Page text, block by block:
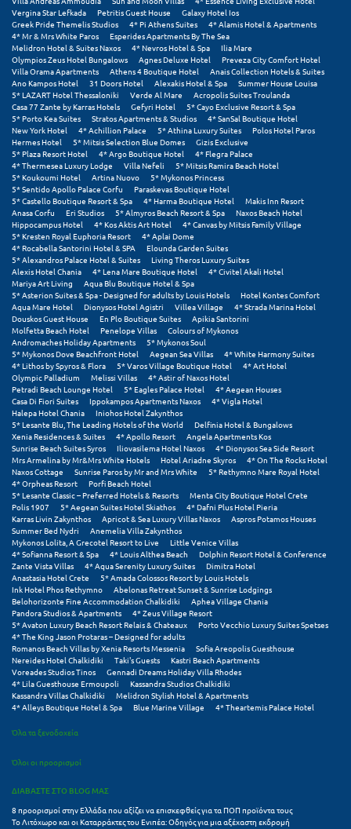
Νέα Μάκρη
Νέα Στύρα Εύβοιας
Νέοι Πόροι Πιερίας
Ξ
Ξυλόκαστρο
Ο
Ορεινή Αρκαδία
Ορεινή Ναυπακτία
Π
Πάλαιρος
Παξοί
Παραλία Κατερίνης
Παραλία Λιτοχώρου
Παράλιο Άστρος
Πάργα
Παρνασσός
Πάρος
Πάτμος
Πάτρα
Παύλιανη
Πειραιάς
Πελοπόννησος
Πήλιο
Πλύτρα Λακωνίας
Vergina Star Lefkada
Petritis Guest House
Galaxy Hotel Ios
Greek Pride Themelis Studios
4* Pi Athens Suites
4* Alamis Hotel & Apartments
4* Mr & Mrs White Paros
Esperides Apartments By The Sea
Melidron Hotel & Suites Naxos
4* Nevros Hotel & Spa
Ilia Mare
Olympios Zeus Hotel Bungalows
Agnes Deluxe Hotel
Preveza City Comfort Hotel
Villa Orama Apartments
Athens 4 Boutique Hotel
Anais Collection Hotels & Suites
Ano Kampos Hotel
31 Doors Hotel Alexakis Hotel & Spa
Summer House Louisa
5* LAZART Hotel Thessaloniki
Verde Al Mare
Acropolis Suites Troulanda
Casa 77 Zante by Karras Hotels
Gefyri Hotel
5* Cayo Exclusive Resort & Spa
5* Porto Kea Suites
Stratos Apartments & Studios
4* SanSal Boutique Hotel
New York Hotel
4* Achillion Palace 5* Athina Luxury Suites
Polos Hotel Paros
Hermes Hotel
5* Mitsis Selection Blue Domes
Gizis Exclusive
5* Plaza Resort Hotel
4* Argo Boutique Hotel
4* Flegra Palace
4* Thermesea Luxury Lodge
Villa Nefeli
5* Mitsis Ramira Beach Hotel
5* Koukoumi Hotel
Artina Nuovo
5* Mykonos Princess
5* Sentido Apollo Palace Corfu
Paraskevas Boutique Hotel
5* Castello Boutique Resort & Spa
4* Harma Boutique Hotel
Makis Inn Resort
Anasa Corfu
Eri Studios 5* Almyros Beach Resort & Spa
Naxos Beach Hotel
Hippocampus Hotel
4* Kos Aktis Art Hotel
4* Canvas by Mitsis Family Village
5* Kresten Royal Euphoria Resort
4* Aplai Dome
4* Rocabella Santorini Hotel & SPA
Elounda Garden Suites
5* Alexandros Palace Hotel & Suites
Living Theros Luxury Suites
Alexis Hotel Chania
4* Lena Mare Boutique Hotel
4* Civitel Akali Hotel
Mariya Art Living
Aqua Blu Boutique Hotel & Spa
5* Asterion Suites & Spa - Designed for adults by Louis Hotels
Hotel Kontes Comfort
Aqua Mare Hotel
Dionysos Hotel Agistri Villea Village
4* Strada Marina Hotel
Douskos Guest House
En Plo Boutique Suites
Apikia Santorini
Molfetta Beach Hotel
Penelope Villas
Colours of Mykonos
Andromaches Holiday Apartments
5* Mykonos Soul
5* Mykonos Dove Beachfront Hotel
Aegean Sea Villas
4* White Harmony Suites
4* Lithos by Spyros & Flora
5* Varos Village Boutique Hotel
4* Art Hotel
Olympic Palladium
Melissi Villas
4* Astir of Naxos Hotel
Petradi Beach Lounge Hotel
5* Eagles Palace Hotel
4* Aegean Houses
Casa Di Fiori Suites
Ippokampos Apartments Naxos
4* Vigla Hotel
Halepa Hotel Chania
Iniohos Hotel Zakynthos
5* Lesante Blu, The Leading Hotels of the World
Delfinia Hotel & Bungalows
Xenia Residences & Suites
4* Apollo Resort
Angela Apartments Kos
Sunrise Beach Suites Syros
Iliovasilema Hotel Naxos
4* Dionysos Sea Side Resort
Mrs Armelina by Mr&Mrs White Hotels
Hotel Ariadne Skyros
4* On The Rocks Hotel
Naxos Cottage
Sunrise Paros by Mr and Mrs White
5* Rethymno Mare Royal Hotel
4* Orpheas Resort
Porfi Beach Hotel
5* Lesante Classic – Preferred Hotels & Resorts
Menta City Boutique Hotel Crete
Polis 1907
5* Aegean Suites Hotel Skiathos
4* Dafni Plus Hotel Pieria
Karras Livin Zakynthos
Apricot & Sea Luxury Villas Naxos
Aspros Potamos Houses
Summer Bed Nydri
Anemelia Villa Zakynthos
Mykonos Lolita, A Grecotel Resort to Live
Little Venice Villas
4* Sofianna Resort & Spa
4* Louis Althea Beach
Dolphin Resort Hotel & Conference
Zante Vista Villas
4* Aqua Serenity Luxury Suites
Dimitra Hotel
Anastasia Hotel Crete
5* Amada Colossos Resort by Louis Hotels
Ink Hotel Phos Rethymno
Abelonas Retreat Sunset & Sunrise Lodgings
Belohorizonte Fine Accommodation Chalkidiki
Aphea Village Chania
Pandora Studios & Apartments
4* Zeus Village Resort
5* Avaton Luxury Beach Resort Relais & Chateaux
Porto Vecchio Luxury Suites Spetses
4* The King Jason Protaras – Designed for adults
Romanos Beach Villas by Xenia Resorts Messenia
Sofia Areopolis Guesthouse
Nereides Hotel Chalkidiki
Taki's Guests
Kastri Beach Apartments
Voreades Studios Tinos
Gennadi Dreams Holiday Villa Rhodes
4* Lila Guesthouse Ermoupoli
Kassandra Studios Chalkidiki
Kassandra Villas Chalkidiki
Melidron Stylish Hotel & Apartments
4* Alleys Boutique Hotel & Spa
Blue Marine Village 4* Theartemis Palace Hotel
Όλα τα ξενοδοχεία
Όλοι οι προορισμοί
ΔΙΑΒΑΣΤΕ ΣΤΟ BLOG ΜΑΣ
8 προορισμοί στην Ελλάδα που αξίζει να επισκεφθείς για τα ΠΟΠ προϊόντα τους
Το Λιτόχωρο και οι Καταρράκτες του Ενιπέα: Οδηγός για μια αξέχαστη εκδρομή